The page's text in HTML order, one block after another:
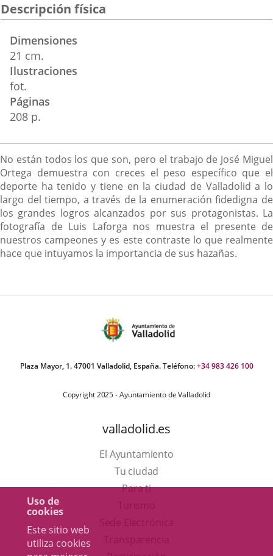
Uso de
cookies
Este sitio web
utiliza cookies
Descripción física
Dimensiones
21 cm.
Ilustraciones
fot.
Páginas
208 p.
Descripción
No están todos los que son, pero el trabajo de José Miguel
Ortega demuestra con creces el peso específico que el
deporte ha tenido y tiene en la ciudad de Valladolid a lo
largo del tiempo, a través de la enumeración fidedigna de
los grandes logros alcanzados por sus protagonistas. La
fotografía de Luis Laforga nos muestra el presente de
nuestros campeones y es este contraste lo que realmente
hace que intuyamos la importancia de sus hazañas.
Plaza Mayor, 1. 47001 Valladolid, España. Teléfono:+34 983 426 100
Copyright 2025 - Ayuntamiento de Valladolid
valladolid.es
El Ayuntamiento
Tu ciudad
Para ti